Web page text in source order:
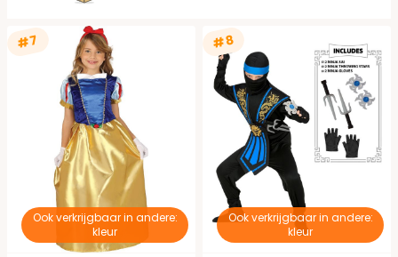
#7
Ook verkrijgbaar in andere:
kleur
#8
Ook verkrijgbaar in andere:
kleur